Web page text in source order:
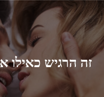
זה הרגיש כאילו